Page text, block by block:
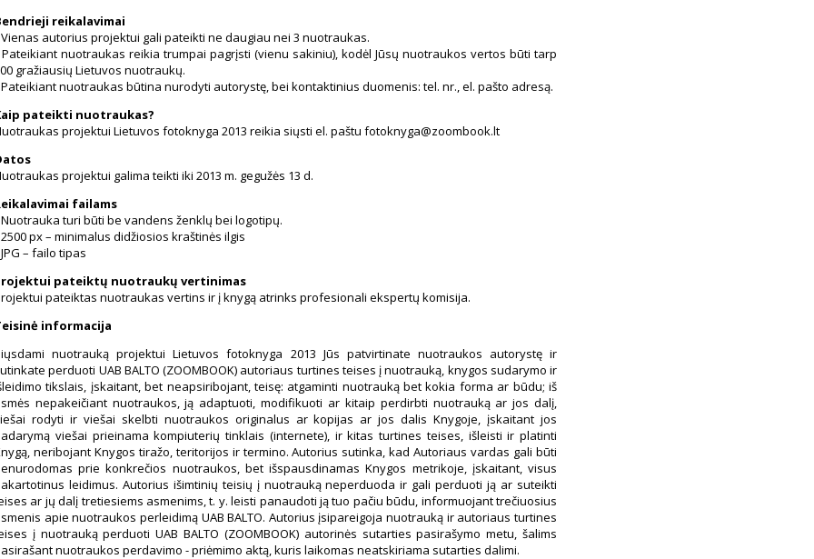
reikalavimai
Vienas autorius projektui gali pateikti ne daugiau nei 3 nuotraukas.
Pateikiant nuotraukas reikia trumpai pagrįsti (vienu sakiniu), kodėl Jūsų nuotraukos vertos būti tarp
gražiausių Lietuvos nuotraukų.
Pateikiant nuotraukas būtina nurodyti autorystę, bei kontaktinius duomenis: tel. nr., el. pašto adresą.
pateikti nuotraukas?
projektui Lietuvos fotoknyga 2013 reikia siųsti el. paštu fotoknyga@zoombook.lt
projektui galima teikti iki 2013 m. gegužės 13 d.
failams
Nuotrauka turi būti be vandens ženklų bei logotipų.
2500 px – minimalus didžiosios kraštinės ilgis
JPG – failo tipas
pateiktų nuotraukų vertinimas
pateiktas nuotraukas vertins ir į knygą atrinks profesionali ekspertų komisija.
informacija
nuotrauką projektui Lietuvos fotoknyga 2013 Jūs patvirtinate nuotraukos autorystę ir
perduoti UAB BALTO (ZOOMBOOK) autoriaus turtines teises į nuotrauką, knygos sudarymo ir
tikslais, įskaitant, bet neapsiribojant, teisę: atgaminti nuotrauką bet kokia forma ar būdu; iš
nepakeičiant nuotraukos, ją adaptuoti, modifikuoti ar kitaip perdirbti nuotrauką ar jos dalį,
rodyti ir viešai skelbti nuotraukos originalus ar kopijas ar jos dalis Knygoje, įskaitant jos
viešai prieinama kompiuterių tinklais (internete), ir kitas turtines teises, išleisti ir platinti
neribojant Knygos tiražo, teritorijos ir termino. Autorius sutinka, kad Autoriaus vardas gali būti
prie konkrečios nuotraukos, bet išspausdinamas Knygos metrikoje, įskaitant, visus
leidimus. Autorius išimtinių teisių į nuotrauką neperduoda ir gali perduoti ją ar suteikti
ar jų dalį tretiesiems asmenims, t. y. leisti panaudoti ją tuo pačiu būdu, informuojant trečiuosius
apie nuotraukos perleidimą UAB BALTO. Autorius įsipareigoja nuotrauką ir autoriaus turtines
į nuotrauką perduoti UAB BALTO (ZOOMBOOK) autorinės sutarties pasirašymo metu, šalims
nuotraukos perdavimo - priėmimo aktą, kuris laikomas neatskiriama sutarties dalimi.